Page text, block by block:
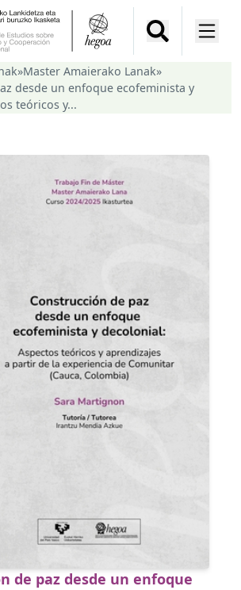
»Master Amaierako Lanak»
desde un enfoque ecofeminista y
teóricos y...
de paz desde un enfoque